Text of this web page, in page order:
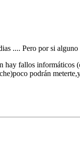
.... Pero por si
fallos
podrán